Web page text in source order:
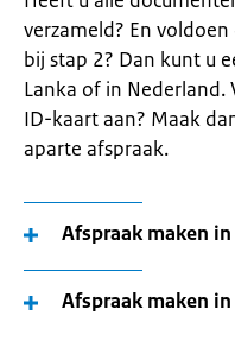
verzameld? En
bij stap 2? Dan kunt u
Lanka of in Nederland.
ID-kaart aan? Maak
aparte afspraak.
Afspraak maken in
Afspraak maken